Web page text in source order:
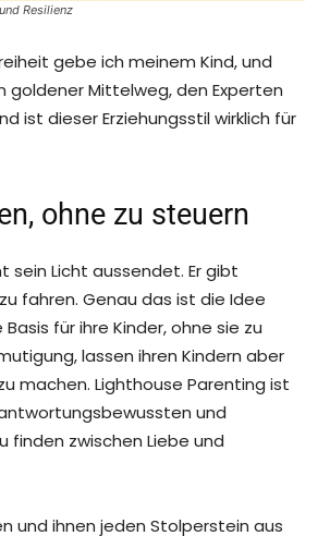
Resilienz
gebe ich meinem Kind, und
goldener Mittelweg, den Experten
ist dieser Erziehungsstil wirklich für
ohne zu steuern
sein Licht aussendet. Er gibt
fahren. Genau das ist die Idee
für ihre Kinder, ohne sie zu
lassen ihren Kindern aber
machen. Lighthouse Parenting ist
und
finden zwischen Liebe und
und ihnen jeden Stolperstein aus